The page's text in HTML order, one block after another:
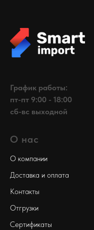
График работы:
пт-пт 9:00 - 18:00
сб-вс выходной
О нас
О компании
Доставка и оплата
Контакты
Отгрузки
Сертификаты